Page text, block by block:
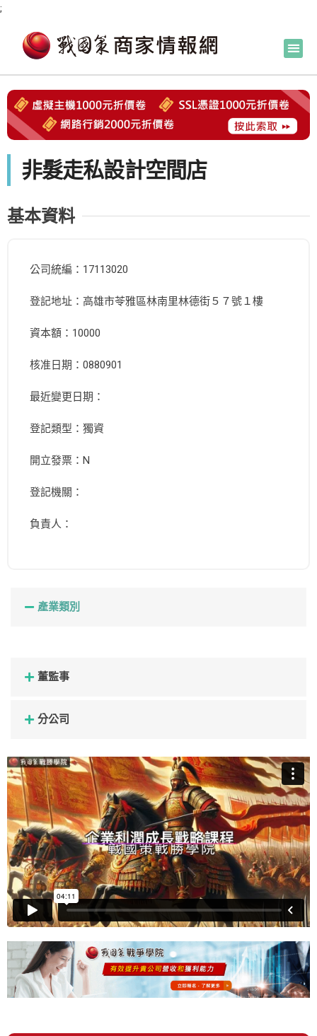
;
非髮走私設計空間店
基本資料
公司統編：17113020
登記地址：高雄市苓雅區林南里林德街５７號１樓
資本額：10000
核准日期：0880901
最近變更日期：
登記類型：獨資
開立發票：N
登記機關：
負責人：
產業類別
董監事
分公司